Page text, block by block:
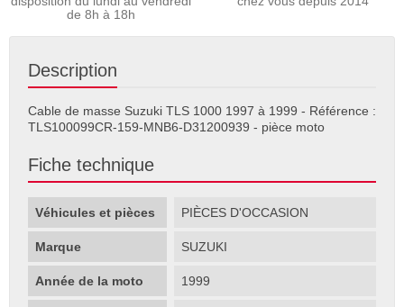
de 8h à 18h
Description
Cable de masse Suzuki TLS 1000 1997 à 1999 - Référence :
TLS100099CR-159-MNB6-D31200939 - pièce moto
Fiche technique
Véhicules et pièces PIÈCES D'OCCASION
Marque SUZUKI
Année de la moto 1999